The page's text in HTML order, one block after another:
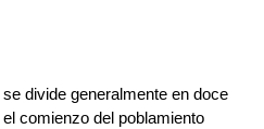
divide generalmente en doce
comienzo del poblamiento